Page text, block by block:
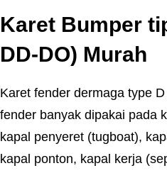
Karet Bumper
DD-DO) Murah
Karet fender dermaga type
fender banyak dipakai pada
kapal penyeret (tugboat),
kapal ponton, kapal kerja